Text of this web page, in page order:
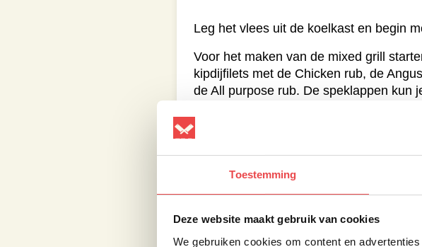
Toestemming
Deze website maakt gebruik van cookies
We gebruiken cookies om content en
Leg het vlees uit de koelkast en begin
Voor het maken van de mixed grill
kipdijfilets met de Chicken rub, de
de All purpose rub. De speklappen kun
Vervolgens gaan we verder met de
courgette en aubergine in plakken van
en verwijder de zaadlijsten. Pel de
Bereidt de BBQ voor op
direct grillen en
hebben, wanneer het te hard gaat dan